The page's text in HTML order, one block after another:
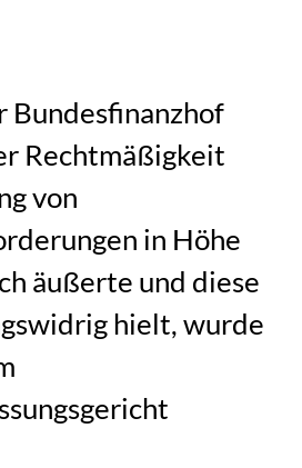
Bundesfinanzhof
Rechtmäßigkeit
von
in Höhe
äußerte und diese
hielt, wurde